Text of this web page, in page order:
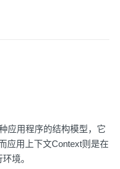
应用程序的结构模型，它
应用上下文Context则是在
境。